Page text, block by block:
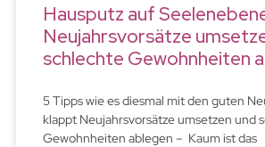
Hausputz auf
Neujahrsvorsätze
schlechte Gewohnheiten
5 Tipps wie es diesmal mit den guten
klappt Neujahrsvorsätze umsetzen und
Gewohnheiten ablegen – Kaum ist das